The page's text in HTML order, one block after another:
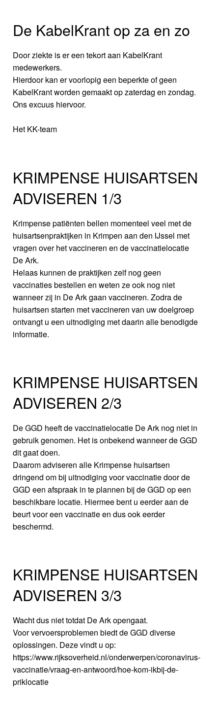
De KabelKrant op za en zo
Door ziekte is er een tekort aan KabelKrant
medewerkers.
Hierdoor kan er voorlopig een beperkte of geen
KabelKrant worden gemaakt op zaterdag en zondag.
Ons excuus hiervoor.
Het KK-team
KRIMPENSE HUISARTSEN
ADVISEREN 1/3
Krimpense patiënten bellen momenteel veel met de
huisartsenpraktijken in Krimpen aan den IJssel met
vragen over het vaccineren en de vaccinatielocatie
De Ark.
Helaas kunnen de praktijken zelf nog geen
vaccinaties bestellen en weten ze ook nog niet
wanneer zij in De Ark gaan vaccineren. Zodra de
huisartsen starten met vaccineren van uw doelgroep
ontvangt u een uitnodiging met daarin alle benodigde
informatie.
KRIMPENSE HUISARTSEN
ADVISEREN 2/3
De GGD heeft de vaccinatielocatie De Ark nog niet in
gebruik genomen. Het is onbekend wanneer de GGD
dit gaat doen.
Daarom adviseren alle Krimpense huisartsen
dringend om bij uitnodiging voor vaccinatie door de
GGD een afspraak in te plannen bij de GGD op een
beschikbare locatie. Hiermee bent u eerder aan de
beurt voor een vaccinatie en dus ook eerder
beschermd.
KRIMPENSE HUISARTSEN
ADVISEREN 3/3
Wacht dus niet totdat De Ark opengaat.
Voor vervoersproblemen biedt de GGD diverse
oplossingen. Deze vindt u op:
https://www.rijksoverheid.nl/onderwerpen/coronavirus-
vaccinatie/vraag-en-antwoord/hoe-kom-ikbij-de-
priklocatie